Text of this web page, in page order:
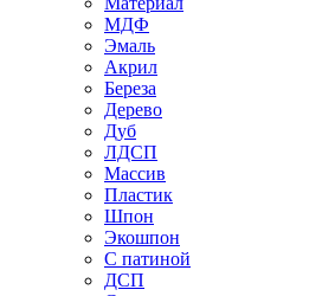
МДФ
Эмаль
Акрил
Береза
Дерево
Дуб
ЛДСП
Массив
Пластик
Шпон
Экошпон
С патиной
ДСП